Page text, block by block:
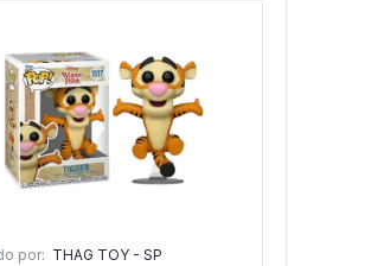
por: THAG TOY - SP